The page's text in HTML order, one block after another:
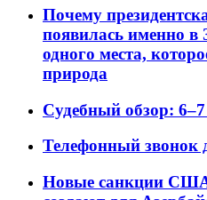
Почему
появилась именно в
одного места,
природа
Судебный обзор: 6–7
Телефонный звонок
Новые санкции США